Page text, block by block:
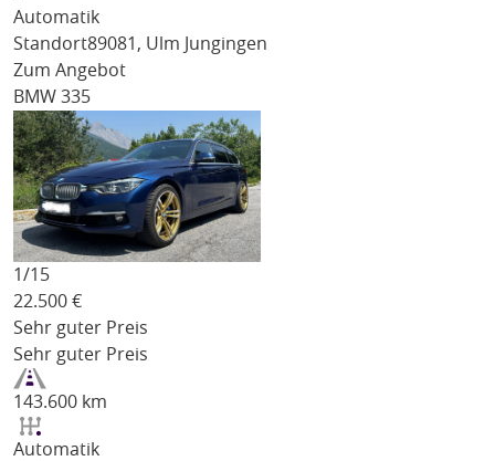
Automatik
Standort89081, Ulm Jungingen
Zum Angebot
BMW 335
1/15
22.500 €
Sehr guter Preis
Sehr guter Preis
143.600 km
Automatik